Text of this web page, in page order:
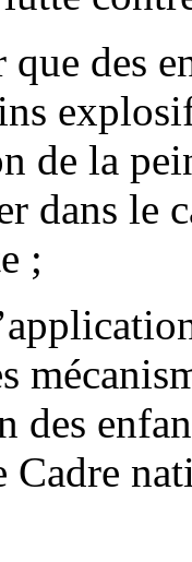
que des
de la
dans le
;
des
Cadre